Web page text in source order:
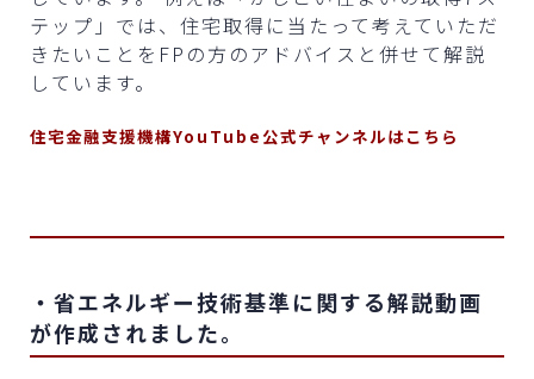
テップ」では、住宅取得に当たって考えていただ
きたいことをFPの方のアドバイスと併せて解説
しています。
住宅金融支援機構YouTube公式チャンネルはこちら
・省エネルギー技術基準に関する解説動画
が作成されました。